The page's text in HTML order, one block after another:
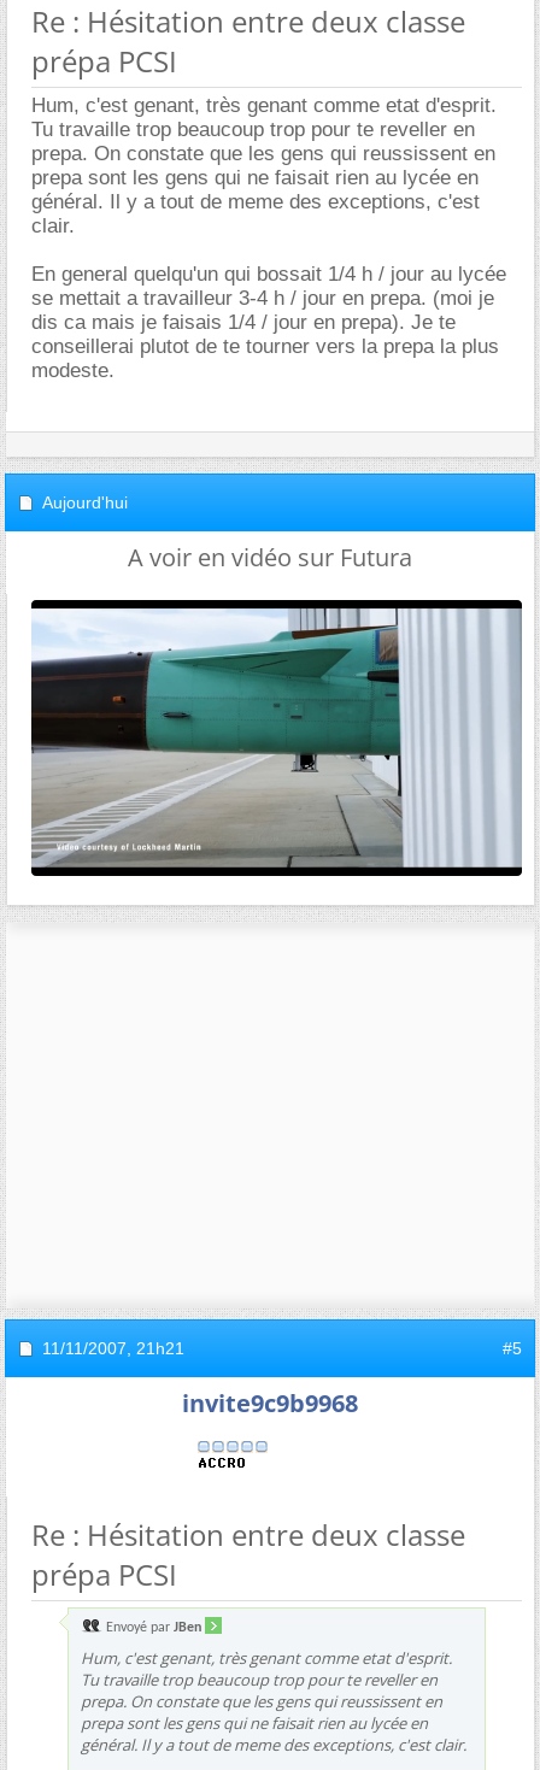
Re : Hésitation entre deux classe
prépa PCSI
Hum, c'est genant, très genant comme etat d'esprit.
Tu travaille trop beaucoup trop pour te reveller en
prepa. On constate que les gens qui reussissent en
prepa sont les gens qui ne faisait rien au lycée en
général. Il y a tout de meme des exceptions, c'est
clair.
En general quelqu'un qui bossait 1/4 h / jour au lycée
se mettait a travailleur 3-4 h / jour en prepa. (moi je
dis ca mais je faisais 1/4 / jour en prepa). Je te
conseillerai plutot de te tourner vers la prepa la plus
modeste.
Aujourd'hui
A voir en vidéo sur Futura
11/11/2007, 21h21 #5
invite9c9b9968
Re : Hésitation entre deux classe
prépa PCSI
Envoyé par JBen
Hum, c'est genant, très genant comme etat d'esprit.
Tu travaille trop beaucoup trop pour te reveller en
prepa. On constate que les gens qui reussissent en
prepa sont les gens qui ne faisait rien au lycée en
général. Il y a tout de meme des exceptions, c'est clair.